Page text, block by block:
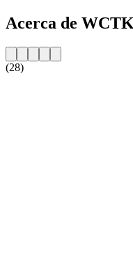
Acerca de
(28)